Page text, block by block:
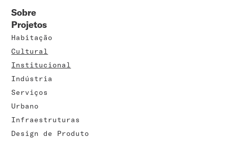
Sobre
Projetos
Habitação
Cultural
Institucional
Indústria
Serviços
Urbano
Infraestruturas
Design de Produto